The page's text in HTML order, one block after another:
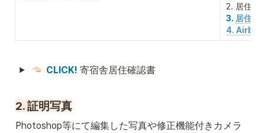
2. 居住地
3. 居住地
4. Airbnb
CLICK! 寄宿舎居住確認書
2. 証明写真
Photoshop等にて編集した写真や修正機能付きカメラ